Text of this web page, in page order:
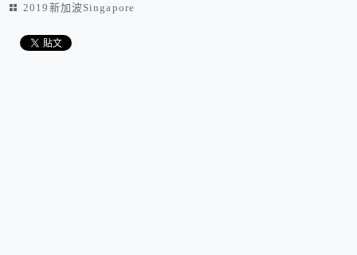
2019新加波Singapore